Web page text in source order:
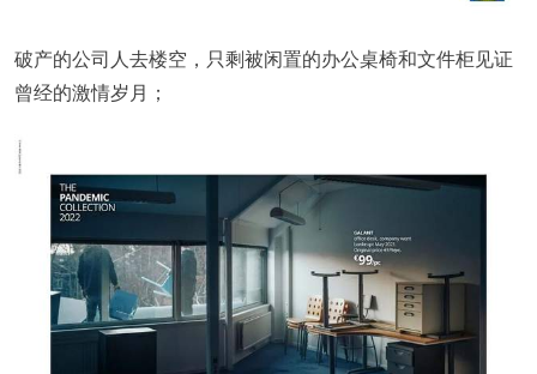
破产的公司人去楼空，只剩被闲置的办公桌椅和文件柜见证
曾经的激情岁月；